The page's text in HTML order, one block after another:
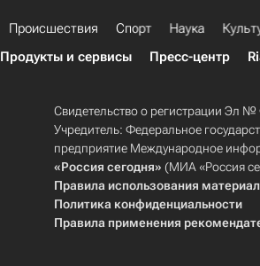
Происшествия Спорт Наука
Продукты и сервисы Пресс-центр
Свидетельство о регистрации Эл
Учредитель: Федеральное
предприятие Международное
«Россия сегодня» (МИА «Россия
Правила использования
Политика конфиденциальности
Правила применения